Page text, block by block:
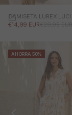
CAMISETA LUREX LUCI
PRECIO DE OFERTA
€14,99 EURPRECIO
€29,95 EUR
AHORRA 50%